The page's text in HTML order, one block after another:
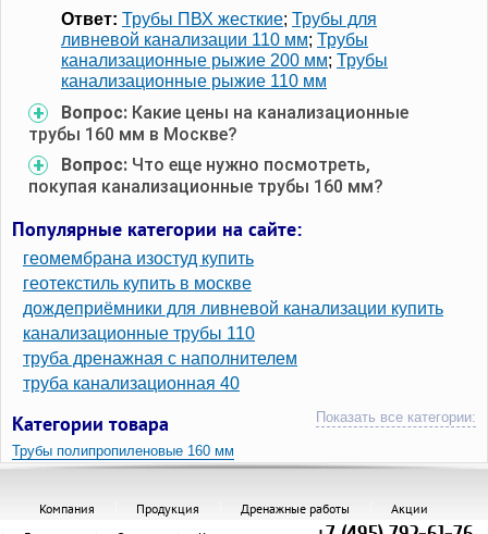
Ответ: Трубы ПВХ жесткие; Трубы для
ливневой канализации 110 мм; Трубы
канализационные рыжие 200 мм; Трубы
канализационные рыжие 110 мм
Вопрос: Какие цены на канализационные
трубы 160 мм в Москве?
Вопрос: Что еще нужно посмотреть,
покупая канализационные трубы 160 мм?
Популярные категории на сайте:
геомембрана изостуд купить
геотекстиль купить в москве
дождеприёмники для ливневой канализации купить
канализационные трубы 110
труба дренажная с наполнителем
труба канализационная 40
Категории товара Показать все категории:
Трубы полипропиленовые 160 мм
Компания Продукция Дренажные работы
Акции